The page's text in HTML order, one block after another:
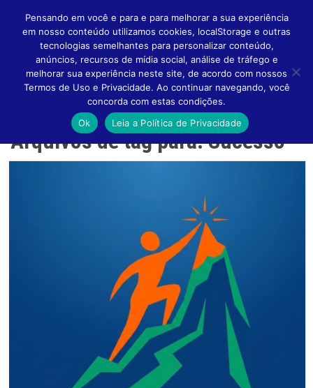
Arquivos de tag para: Sucesso
Pensando em você e para e para melhorar a sua experiência
em nosso conteúdo utilizamos cookies, localStorage e outras
tecnologias semelhantes para personalizar conteúdo,
anúncios, recursos de mídia social, análise de tráfego e
melhorar sua experiência neste site, de acordo com nossos
Termos de Uso e Privacidade. Ao continuar navegando, você
concorda com estas condições.
Ok
Leia a Política de Privacidade